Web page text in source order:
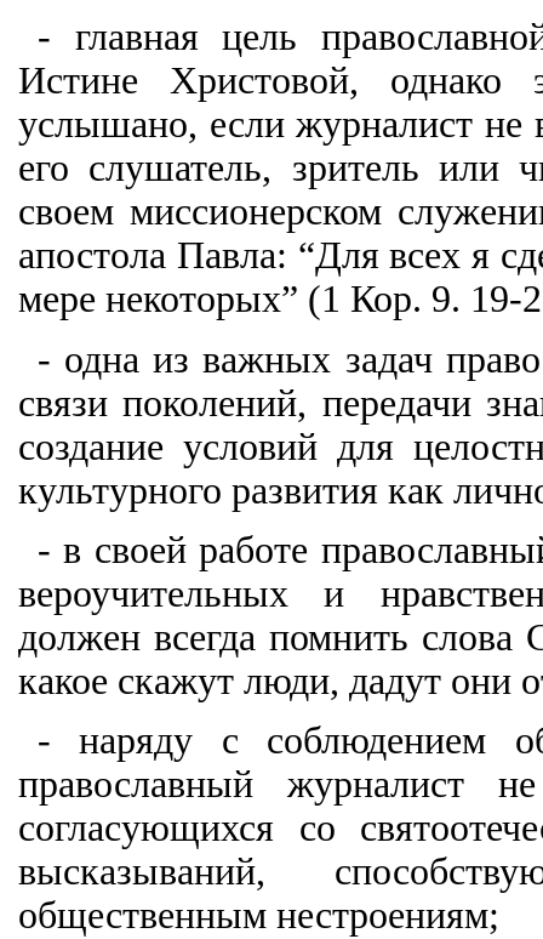
- главная цель
Истине Христовой, однако
услышано, если журналист не
его слушатель, зритель или
своем миссионерском
апостола Павла: “Для всех я
мере некоторых” (1 Кор. 9. 19-
- одна из важных задач
связи поколений, передачи
создание условий для
культурного развития как
- в своей работе
вероучительных и
должен всегда помнить слова
какое скажут люди, дадут они
- наряду с соблюдением
православный журналист
согласующихся со
высказываний,
общественным нестроениям;